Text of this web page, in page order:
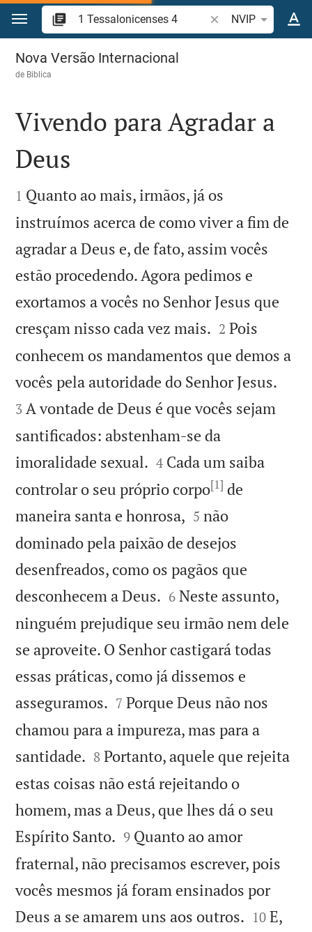
Ir para o conteúdo
Pesquise
NVIP
1 Tessalonicenses 4
Nova Versão Internacional
de Biblica

Vivendo para Agradar a
Deus

1 Quanto ao mais, irmãos, já os
instruímos acerca de como viver a fim de
agradar a Deus e, de fato, assim vocês
estão procedendo. Agora pedimos e
exortamos a vocês no Senhor Jesus que
cresçam nisso cada vez mais. 

2 Pois
conhecem os mandamentos que demos a
vocês pela autoridade do Senhor Jesus.
3 A vontade de Deus é que vocês sejam
santificados: abstenham-se da
imoralidade sexual. 

4 Cada um saiba
controlar o seu próprio corpo[1] de
maneira santa e honrosa, 

5 não
dominado pela paixão de desejos
desenfreados, como os pagãos que
desconhecem a Deus. 

6 Neste assunto,
ninguém prejudique seu irmão nem dele
se aproveite. O Senhor castigará todas
essas práticas, como já dissemos e
asseguramos. 

7 Porque Deus não nos
chamou para a impureza, mas para a
santidade. 

8 Portanto, aquele que rejeita
estas coisas não está rejeitando o
homem, mas a Deus, que lhes dá o seu
Espírito Santo. 

9 Quanto ao amor
fraternal, não precisamos escrever, pois
vocês mesmos já foram ensinados por
Deus a se amarem uns aos outros. 

10 E,